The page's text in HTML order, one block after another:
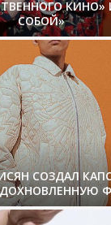
КИНО»
СОБОЙ»
СОЗДАЛ